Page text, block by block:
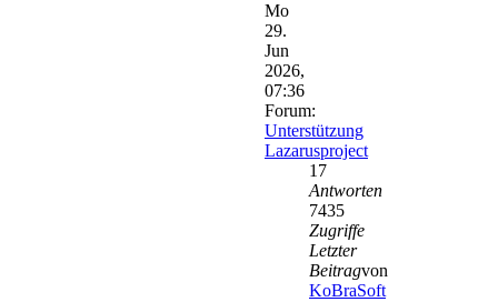
Mo
29.
Jun
2026,
07:36
Forum:
Unterstützung
Lazarusproject
17
Antworten
7435
Zugriffe
Letzter
Beitragvon
KoBraSoft